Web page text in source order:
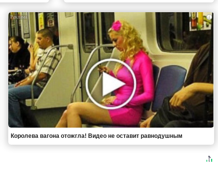
i
Королева вагона отожгла! Видео не оставит равнодушным